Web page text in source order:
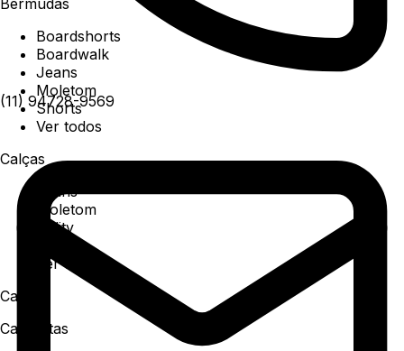
(11) 94728-9569
Bermudas
Boardshorts
Boardwalk
Jeans
Moletom
Shorts
Ver todos
Calças
Jeans
Moletom
Utility
Ver todos
Camisa
Camisetas